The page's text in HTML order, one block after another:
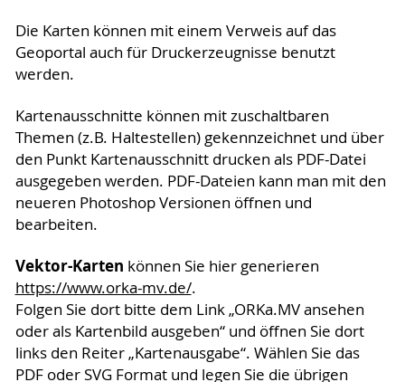
Die Karten können mit einem Verweis auf das
Geoportal auch für Druckerzeugnisse benutzt
werden.
Kartenausschnitte können mit zuschaltbaren
Themen (z.B. Haltestellen) gekennzeichnet und über
den Punkt Kartenausschnitt drucken als PDF-Datei
ausgegeben werden. PDF-Dateien kann man mit den
neueren Photoshop Versionen öffnen und
bearbeiten.
Vektor-Karten können Sie hier generieren
https://www.orka-mv.de/.
Folgen Sie dort bitte dem Link „ORKa.MV ansehen
oder als Kartenbild ausgeben“ und öffnen Sie dort
links den Reiter „Kartenausgabe“. Wählen Sie das
PDF oder SVG Format und legen Sie die übrigen